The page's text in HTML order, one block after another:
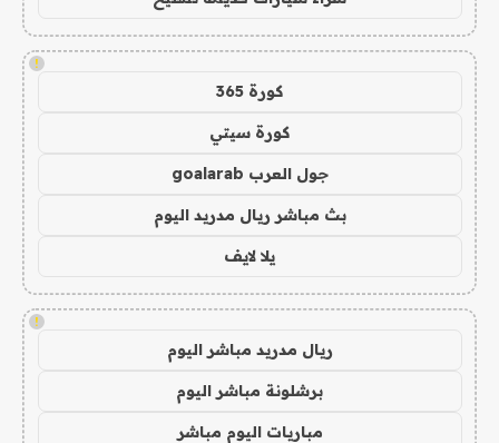
!
كورة 365
كورة سيتي
جول العرب goalarab
بث مباشر ريال مدريد اليوم
يلا لايف
!
ريال مدريد مباشر اليوم
برشلونة مباشر اليوم
مباريات اليوم مباشر